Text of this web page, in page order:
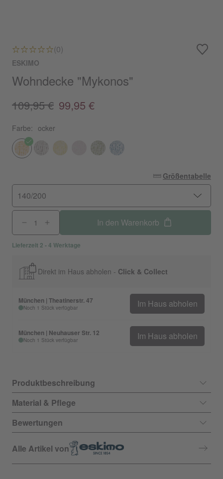
(0)
ESKIMO
Wohndecke "Mykonos"
109,95 € 99,95 €
Farbe: ocker
Größentabelle
140/200
In den Warenkorb
Lieferzeit 2 - 4 Werktage
Direkt im Haus abholen - Click & Collect
München | Theatinerstr. 47
Noch 1 Stück verfügbar Im Haus abholen
München | Neuhauser Str. 12
Noch 1 Stück verfügbar Im Haus abholen
Produktbeschreibung
Material & Pflege
Bewertungen
Alle Artikel von